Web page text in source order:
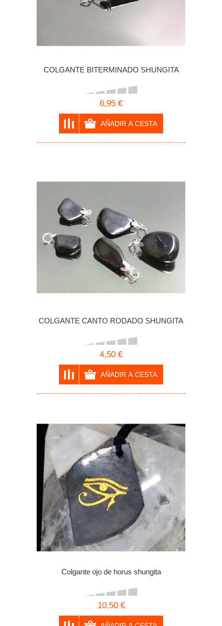
COLGANTE BITERMINADO SHUNGITA
6,95 €
COLGANTE CANTO RODADO SHUNGITA
4,50 €
Colgante ojo de horus shungita
10,50 €